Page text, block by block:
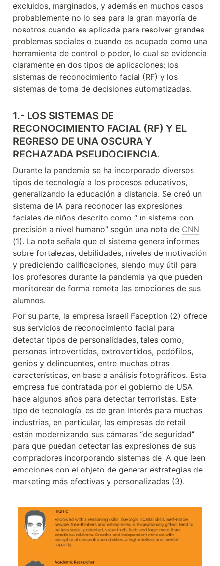
excluidos, marginados, y además en muchos casos
probablemente no lo sea para la gran mayoría de
nosotros cuando es aplicada para resolver grandes
problemas sociales o cuando es ocupado como una
herramienta de control o poder, lo cual se evidencia
claramente en dos tipos de aplicaciones: los
sistemas de reconocimiento facial (RF) y los
sistemas de toma de decisiones automatizadas.
1.- LOS SISTEMAS DE
RECONOCIMIENTO FACIAL (RF) Y EL
REGRESO DE UNA OSCURA Y
RECHAZADA PSEUDOCIENCIA.
Durante la pandemia se ha incorporado diversos
tipos de tecnología a los procesos educativos,
generalizando la educación a distancia. Se creó un
sistema de IA para reconocer las expresiones
faciales de niños descrito como “un sistema con
precisión a nivel humano” según una nota de CNN
(1). La nota señala que el sistema genera informes
sobre fortalezas, debilidades, niveles de motivación
y prediciendo calificaciones, siendo muy útil para
los profesores durante la pandemia ya que pueden
monitorear de forma remota las emociones de sus
alumnos.
Por su parte, la empresa israelí Faception (2) ofrece
sus servicios de reconocimiento facial para
detectar tipos de personalidades, tales como,
personas introvertidas, extrovertidos, pedófilos,
genios y delincuentes, entre muchas otras
características, en base a análisis fotográficos. Esta
empresa fue contratada por el gobierno de USA
hace algunos años para detectar terroristas. Este
tipo de tecnología, es de gran interés para muchas
industrias, en particular, las empresas de retail
están modernizando sus cámaras “de seguridad”
para que puedan detectar las expresiones de sus
compradores incorporando sistemas de IA que leen
emociones con el objeto de generar estrategias de
marketing más efectivas y personalizadas (3).